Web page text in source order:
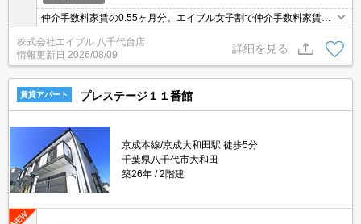
仲介手数料家賃の0.55ヶ月分。エイブル女子割で仲介手数料家賃の
0.55ヶ月分より10％ＯＦＦ。オンライン内見相談可。インターネッ
ト無料。閑静な住宅街。最新の空室状況はお気軽にお問い合わせ下
さい。
株式会社エイブル 八千代台店
情報更新日 2026/08/09
詳細を見る
賃貸アパート プレステージ１１番館
京成本線/京成大和田駅 徒歩5分
千葉県八千代市大和田
築26年
2階建